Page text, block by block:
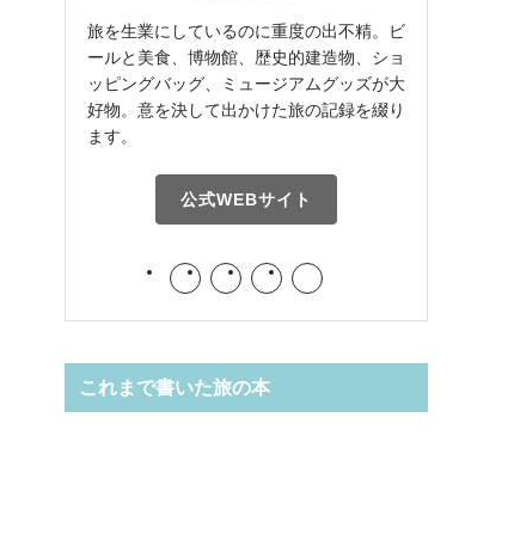
旅を生業にしているのに重度の出不精。ビ
ールと美食、博物館、歴史的建造物、ショ
ッピングバッグ、ミュージアムグッズが大
好物。意を決して出かけた旅の記録を綴り
ます。
公式WEBサイト
これまで書いた旅の本